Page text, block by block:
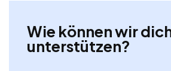
Wie können wir
unterstützen?